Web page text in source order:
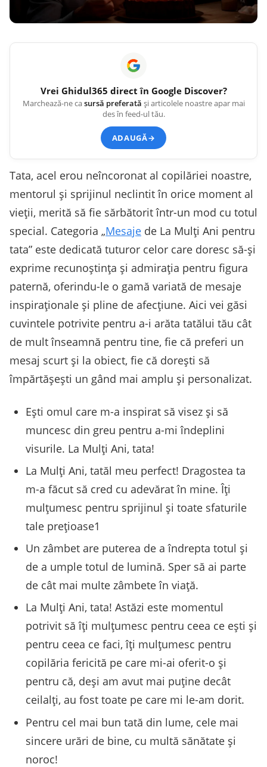
Vrei Ghidul365 direct în Google Discover?
Marchează-ne casursă preferată și articolele noastre apar mai
des în feed-ul tău.
ADAUGĂ→
Tata, acel erou neîncoronat al copilăriei noastre,
mentorul și sprijinul neclintit în orice moment al
vieții, merită să fie sărbătorit într-un mod cu totul
special. Categoria „Mesaje de La Mulți Ani pentru
tata” este dedicată tuturor celor care doresc să-și
exprime recunoștința și admirația pentru figura
paternă, oferindu-le o gamă variată de mesaje
inspiraționale și pline de afecțiune. Aici vei găsi
cuvintele potrivite pentru a-i arăta tatălui tău cât
de mult înseamnă pentru tine, fie că preferi un
mesaj scurt și la obiect, fie că dorești să
împărtășești un gând mai amplu și personalizat.
Ești omul care m-a inspirat să visez și să
muncesc din greu pentru a-mi îndeplini
visurile. La Mulți Ani, tata!
La Mulți Ani, tatăl meu perfect! Dragostea ta
m-a făcut să cred cu adevărat în mine. Îți
mulțumesc pentru sprijinul și toate sfaturile
tale prețioase1
Un zâmbet are puterea de a îndrepta totul și
de a umple totul de lumină. Sper să ai parte
de cât mai multe zâmbete în viață.
La Mulți Ani, tata! Astăzi este momentul
potrivit să îți mulțumesc pentru ceea ce ești și
pentru ceea ce faci, îți mulțumesc pentru
copilăria fericită pe care mi-ai oferit-o și
pentru că, deși am avut mai puține decât
ceilalți, au fost toate pe care mi le-am dorit.
Pentru cel mai bun tată din lume, cele mai
sincere urări de bine, cu multă sănătate și
noroc!